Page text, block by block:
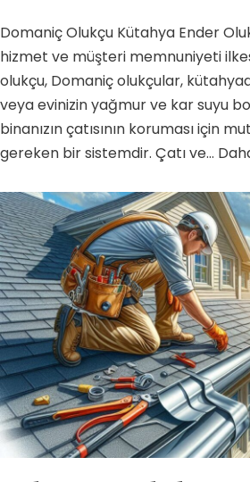
Domaniç Olukçu Kütahya Ender
hizmet ve müşteri memnuniyeti
olukçu, Domaniç olukçular,
veya evinizin yağmur ve kar suyu
binanızın çatısının koruması için
gereken bir sistemdir. Çatı ve…